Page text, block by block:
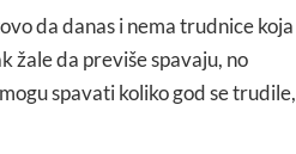
da danas i nema trudnice koja
žale da previše spavaju, no
spavati koliko god se trudile,